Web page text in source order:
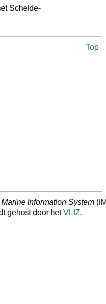
Schelde-
Top
Information System
gehost door hetVLIZ.